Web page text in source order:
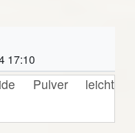
17:10
Pulver leicht